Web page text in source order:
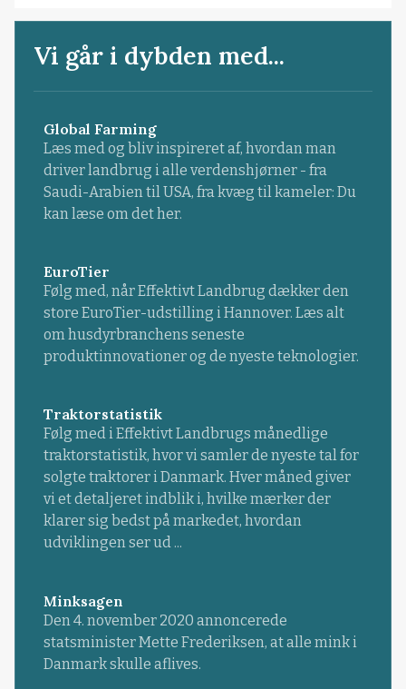
Vi går i dybden med...
Global Farming
Læs med og bliv inspireret af, hvordan man
driver landbrug i alle verdenshjørner - fra
Saudi-Arabien til USA, fra kvæg til kameler: Du
kan læse om det her.
EuroTier
Følg med, når Effektivt Landbrug dækker den
store EuroTier-udstilling i Hannover. Læs alt
om husdyrbranchens seneste
produktinnovationer og de nyeste teknologier.
Traktorstatistik
Følg med i Effektivt Landbrugs månedlige
traktorstatistik, hvor vi samler de nyeste tal for
solgte traktorer i Danmark. Hver måned giver
vi et detaljeret indblik i, hvilke mærker der
klarer sig bedst på markedet, hvordan
udviklingen ser ud ...
Minksagen
Den 4. november 2020 annoncerede
statsminister Mette Frederiksen, at alle mink i
Danmark skulle aflives.